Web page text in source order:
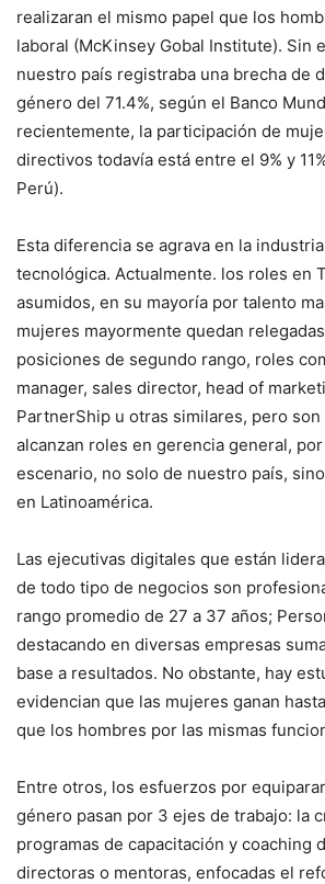
realizaran el mismo papel que los
laboral (McKinsey Gobal Institute). Sin
nuestro país registraba una brecha de
género del 71.4%, según el Banco
recientemente, la participación de
directivos todavía está entre el 9% y
Perú).
Esta diferencia se agrava en la
tecnológica. Actualmente. los roles en
asumidos, en su mayoría por talento
mujeres mayormente quedan
posiciones de segundo rango, roles
manager, sales director, head of
PartnerShip u otras similares, pero son
alcanzan roles en gerencia general,
escenario, no solo de nuestro país,
en Latinoamérica.
Las ejecutivas digitales que están
de todo tipo de negocios son
rango promedio de 27 a 37 años;
destacando en diversas empresas
base a resultados. No obstante, hay
evidencian que las mujeres ganan
que los hombres por las mismas
Entre otros, los esfuerzos por
género pasan por 3 ejes de trabajo: la
programas de capacitación y coaching
directoras o mentoras, enfocadas el